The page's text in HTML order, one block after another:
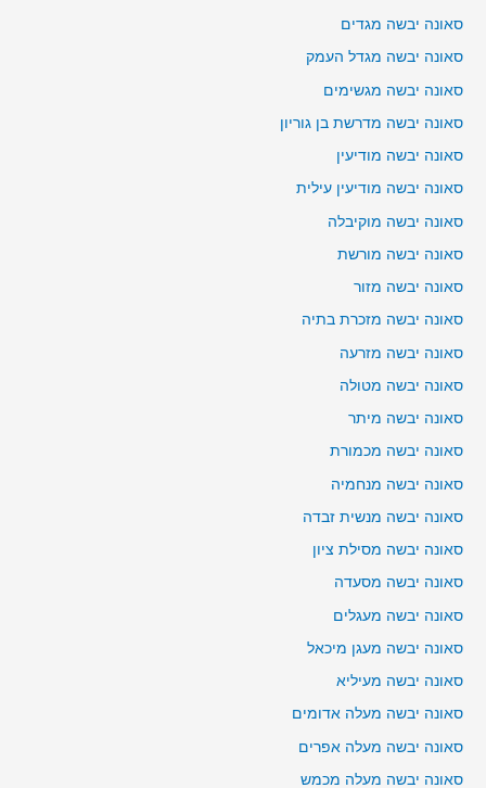
סאונה יבשה מגדים
סאונה יבשה מגדל העמק
סאונה יבשה מגשימים
סאונה יבשה מדרשת בן גוריון
סאונה יבשה מודיעין
סאונה יבשה מודיעין עילית
סאונה יבשה מוקיבלה
סאונה יבשה מורשת
סאונה יבשה מזור
סאונה יבשה מזכרת בתיה
סאונה יבשה מזרעה
סאונה יבשה מטולה
סאונה יבשה מיתר
סאונה יבשה מכמורת
סאונה יבשה מנחמיה
סאונה יבשה מנשית זבדה
סאונה יבשה מסילת ציון
סאונה יבשה מסעדה
סאונה יבשה מעגלים
סאונה יבשה מעגן מיכאל
סאונה יבשה מעיליא
סאונה יבשה מעלה אדומים
סאונה יבשה מעלה אפרים
סאונה יבשה מעלה מכמש